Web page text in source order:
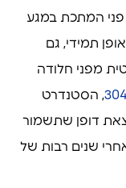
פני המתכת במגע
תמידי, גם
מפני חלודה
, הסטנדרט
דופן שתשמור
שנים רבות של